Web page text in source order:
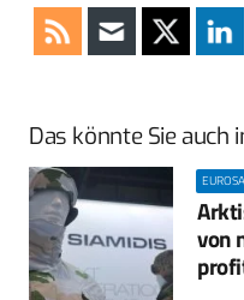
Das könnte Sie auch
von